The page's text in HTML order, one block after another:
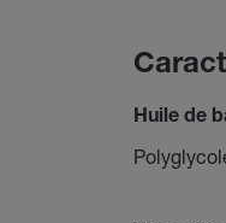
Huile de